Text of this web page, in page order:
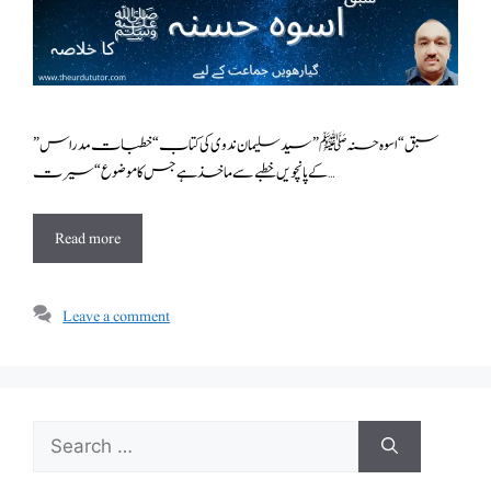
سبق “اسوہ حسنہ ﷺ” سید سلیمان ندوی کی کتاب “خطبات مدراس”
کے پانچویں خطبےسے ماخذ ہے جس کا موضوع “سیرت …
Read more
Leave a comment
Search
for: